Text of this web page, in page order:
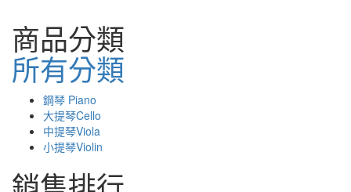
商品分類
所有分類
鋼琴 Piano
大提琴Cello
中提琴Viola
小提琴Violin